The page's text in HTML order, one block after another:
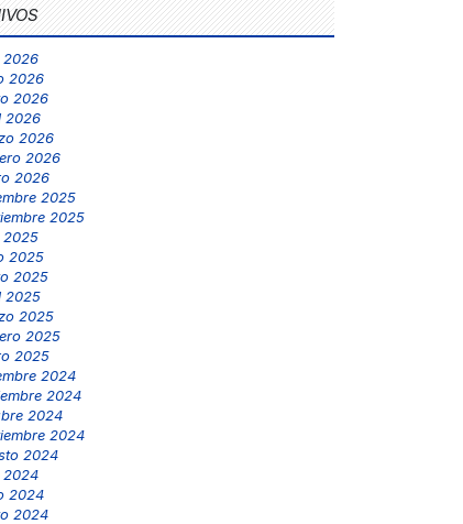
2026
2026
2026
2026
2026
2026
2026
2025
2025
2025
2025
2025
2025
2025
2025
2025
2024
2024
2024
2024
2024
2024
2024
2024